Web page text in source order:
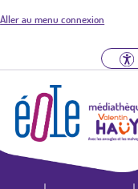
Aller au menu connexion